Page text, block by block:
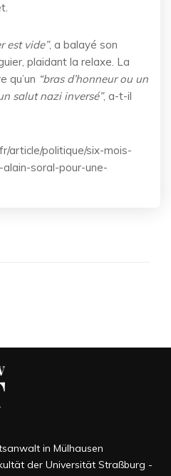
est vide”, a balayé son
plaidant la relaxe. La
qu’un “bras d’honneur ou un
salut nazi inversé”, a-t-il
article/politique/six-mois-
soral-pour-une-
in Mülhausen
der Universität Straßburg -